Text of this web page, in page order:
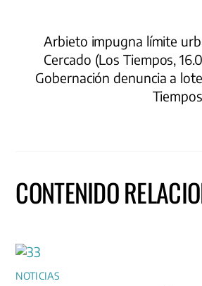
Arbieto impugna límite
Cercado (Los Tiempos,
Gobernación denuncia a
CONTENIDO
NOTICIAS